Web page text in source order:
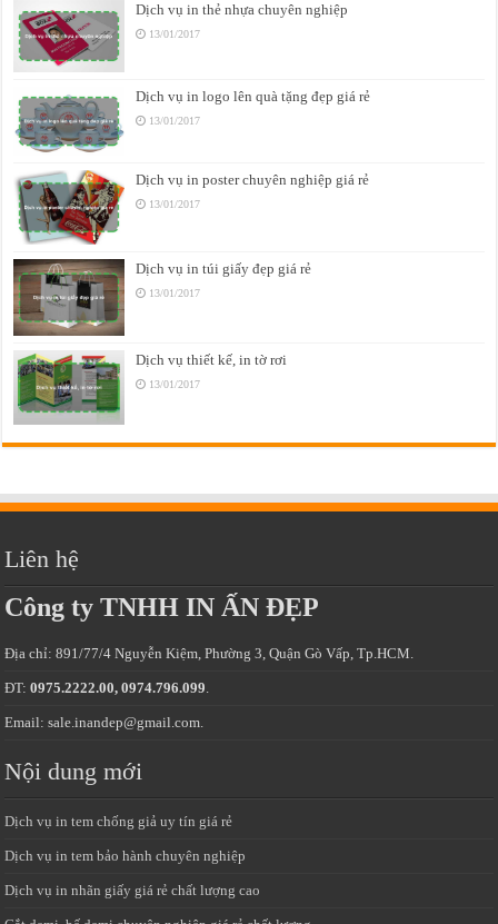
Dịch vụ in thẻ nhựa chuyên nghiệp
13/01/2017
Dịch vụ in logo lên quà tặng đẹp giá rẻ
13/01/2017
Dịch vụ in poster chuyên nghiệp giá rẻ
13/01/2017
Dịch vụ in túi giấy đẹp giá rẻ
13/01/2017
Dịch vụ thiết kế, in tờ rơi
13/01/2017
Liên hệ
Công ty TNHH IN ẤN ĐẸP
Địa chỉ: 891/77/4 Nguyễn Kiệm, Phường 3, Quận Gò Vấp, Tp.HCM.
ĐT:0975.2222.00, 0974.796.099.
Email: sale.inandep@gmail.com.
Nội dung mới
Dịch vụ in tem chống giả uy tín giá rẻ
Dịch vụ in tem bảo hành chuyên nghiệp
Dịch vụ in nhãn giấy giá rẻ chất lượng cao